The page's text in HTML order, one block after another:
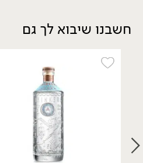
+ 3 כוסות צ'ייסר
חשבנו שיבוא לך גם